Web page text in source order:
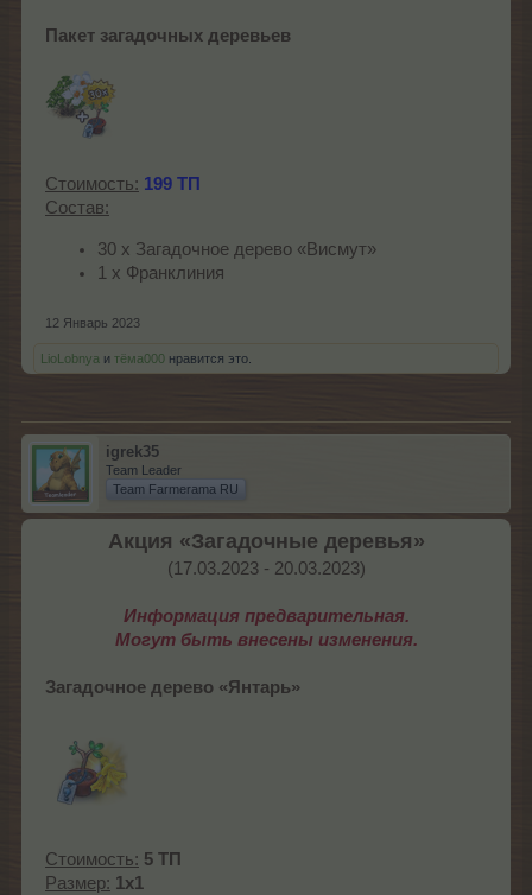
Пакет загадочных деревьев
Стоимость: 199 ТП
Состав:
30 х Загадочное дерево «Висмут»
1 х Франклиния
12 Январь 2023
LioLobnya и тёма000 нравится это.
igrek35
Team Leader
Team Farmerama RU
Акция «Загадочные деревья»
(17.03.2023 - 20.03.2023)​
Информация предварительная.
Могут быть внесены изменения.
Загадочное дерево «Янтарь»
Стоимость: 5 ТП
Размер: 1x1